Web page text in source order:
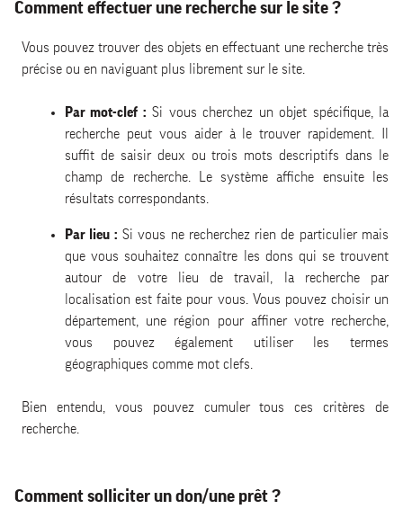
Comment effectuer une recherche sur le site ?
Vous pouvez trouver des objets en effectuant une recherche très
précise ou en naviguant plus librement sur le site.
Par mot-clef : Si vous cherchez un objet spécifique, la
recherche peut vous aider à le trouver rapidement. Il
suffit de saisir deux ou trois mots descriptifs dans le
champ de recherche. Le système affiche ensuite les
résultats correspondants.
Par lieu : Si vous ne recherchez rien de particulier mais
que vous souhaitez connaître les dons qui se trouvent
autour de votre lieu de travail, la recherche par
localisation est faite pour vous. Vous pouvez choisir un
département, une région pour affiner votre recherche,
vous pouvez également utiliser les termes
géographiques comme mot clefs.
Bien entendu, vous pouvez cumuler tous ces critères de
recherche.
Comment solliciter un don/une prêt ?